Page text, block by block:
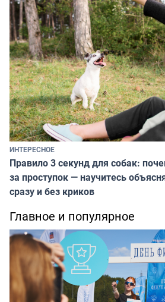
ИНТЕРЕСНОЕ
Правило 3 секунд для собак:
за проступок — научитесь
сразу и без криков
Главное и популярное